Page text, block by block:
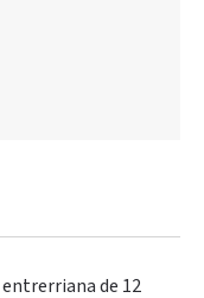
de 12